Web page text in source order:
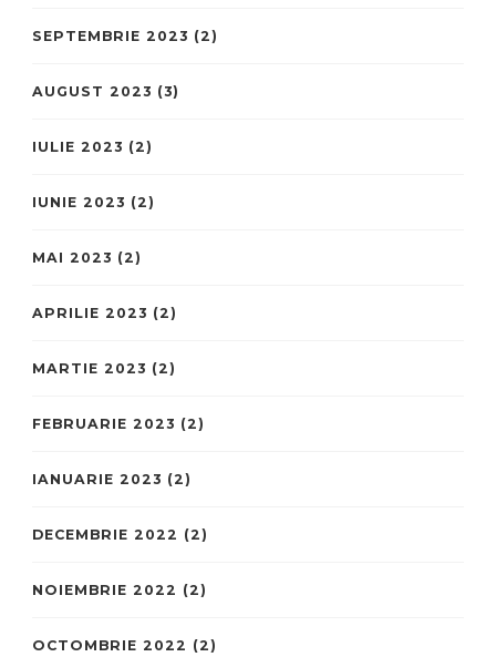
SEPTEMBRIE 2023 (2)
AUGUST 2023 (3)
IULIE 2023 (2)
IUNIE 2023 (2)
MAI 2023 (2)
APRILIE 2023 (2)
MARTIE 2023 (2)
FEBRUARIE 2023 (2)
IANUARIE 2023 (2)
DECEMBRIE 2022 (2)
NOIEMBRIE 2022 (2)
OCTOMBRIE 2022 (2)